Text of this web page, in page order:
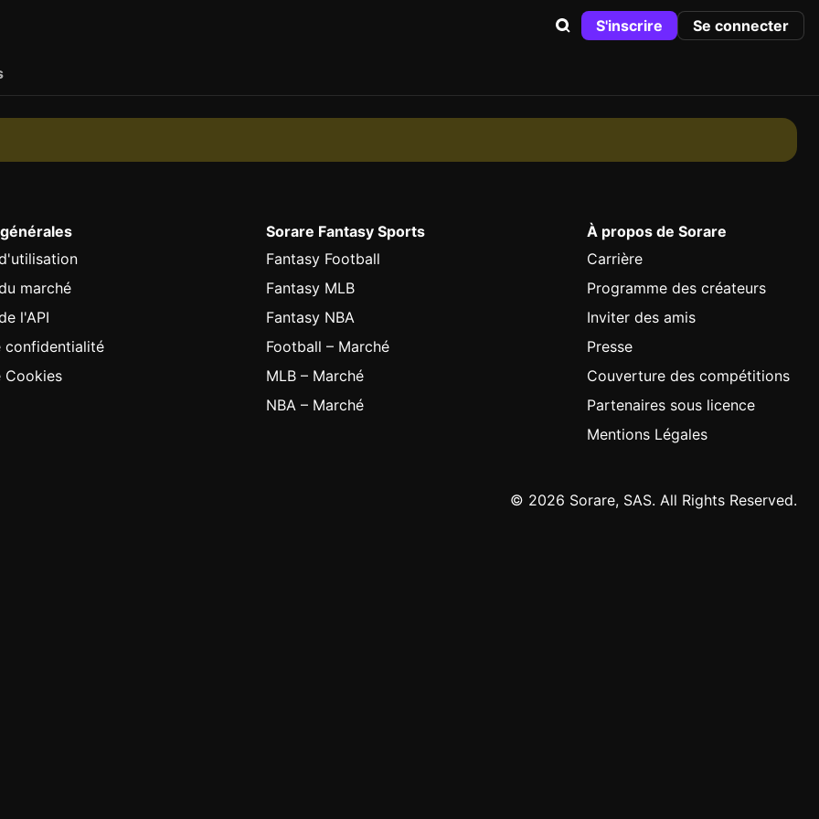
S'inscrire Se connecter
marché
l'API
confidentialité
Cookies
Sorare Fantasy Sports
Fantasy Football
Fantasy MLB
Fantasy NBA
Football – Marché
MLB – Marché
NBA – Marché
À propos de Sorare
Carrière
Programme des créateurs
Inviter des amis
Presse
Couverture des compétitions
Partenaires sous licence
Mentions Légales
© 2026 Sorare, SAS. All Rights Reserved.